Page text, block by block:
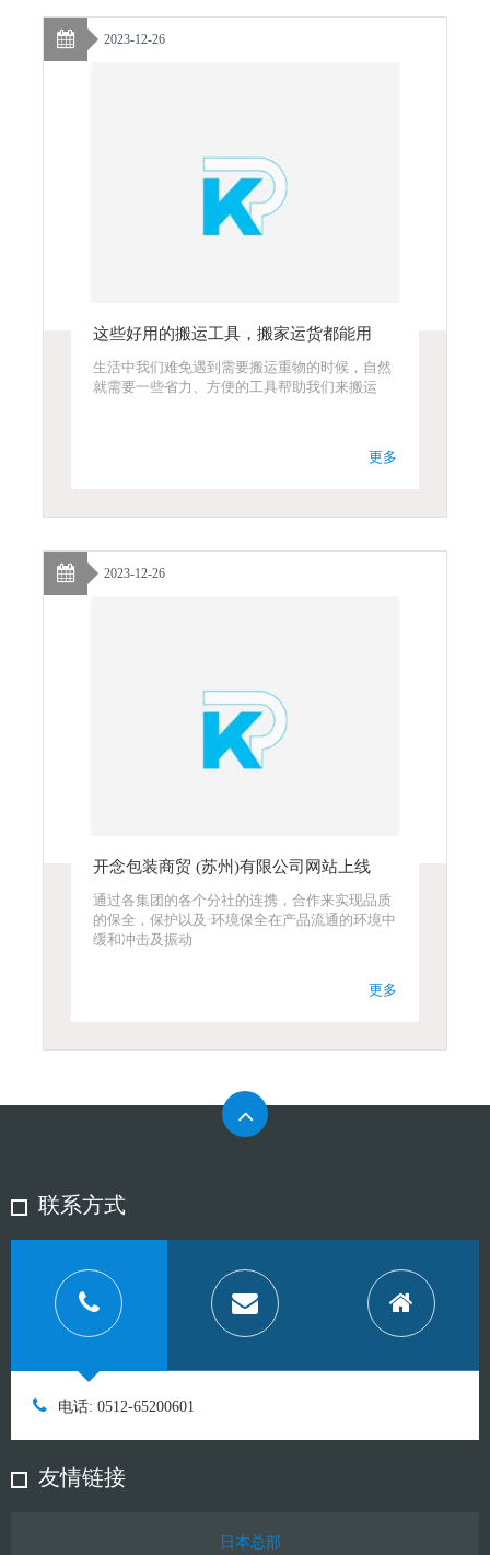
2023-12-26
这些好用的搬运工具，搬家运货都能用
生活中我们难免遇到需要搬运重物的时候，自然
就需要一些省力、方便的工具帮助我们来搬运
更多
2023-12-26
开念包装商贸 (苏州)有限公司网站上线
通过各集团的各个分社的连携，合作来实现品质
的保全，保护以及·环境保全在产品流通的环境中
缓和冲击及振动
更多
联系方式
电话: 0512-65200601
友情链接
日本总部